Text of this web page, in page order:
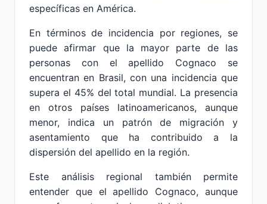
específicas en América.
En términos de incidencia por regiones, se
puede afirmar que la mayor parte de las
personas con el apellido Cognaco se
encuentran en Brasil, con una incidencia que
supera el 45% del total mundial. La presencia
en otros países latinoamericanos, aunque
menor, indica un patrón de migración y
asentamiento que ha contribuido a la
dispersión del apellido en la región.
Este análisis regional también permite
entender que el apellido Cognaco, aunque